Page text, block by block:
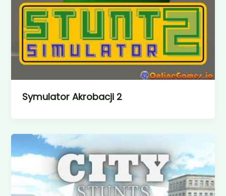
Symulator Akrobacji 2